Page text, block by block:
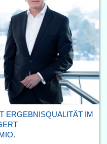
ERGEBNISQUALITÄT IM